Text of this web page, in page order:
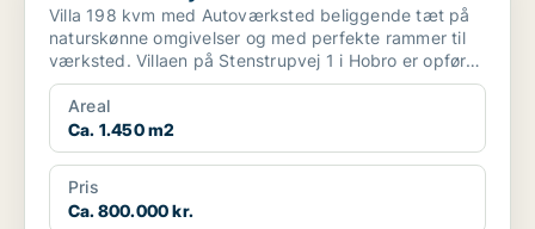
Villa 198 kvm med Autoværksted beliggende tæt på
naturskønne omgivelser og med perfekte rammer til
værksted. Villaen på Stenstrupvej 1 i Hobro er opført
...
Areal
Ca. 1.450 m2
Pris
Ca. 800.000 kr.